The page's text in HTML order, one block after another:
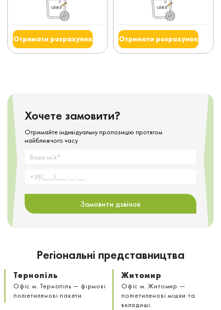
Отримати розрахунок Отримати розрахунок
Хочете замовити?
Отримайте індивідуальну пропозицію протягом
найближчого часу
Замовити дзвінок
Регіональні представництва
Тернопіль
Офіс м. Тернопіль — фірмові
поліетиленові пакети
Житомир
Офіс м. Житомир —
поліетиленові мішки та
вкладиші.